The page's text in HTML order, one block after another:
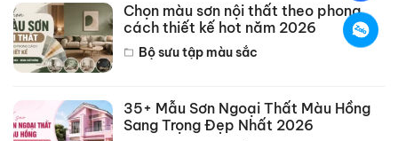
Chọn màu sơn nội thất theo phong
cách thiết kế hot năm 2026
Bộ sưu tập màu sắc
35+ Mẫu Sơn Ngoại Thất Màu Hồng
Sang Trọng Đẹp Nhất 2026